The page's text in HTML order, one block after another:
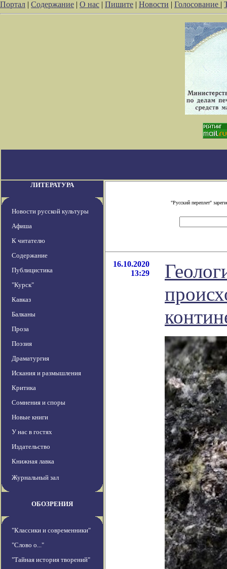
Портал | Содержание | О нас | Пишите | Новости | Голосование |
ЛИТЕРАТУРА
Новости русской культуры
Афиша
К читателю
Содержание
Публицистика
"Курск"
Кавказ
Балканы
Проза
Поэзия
Драматургия
Искания и размышления
Критика
Сомнения и споры
Новые книги
У нас в гостях
Издательство
Книжная лавка
Журнальный зал
ОБОЗРЕНИЯ
"Классики и современники"
"Слово о..."
"Тайная история творений"
"Русский переплет"
16.10.2020
13:29